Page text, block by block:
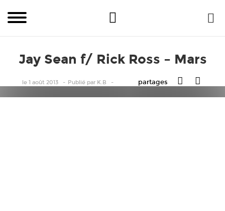
Jay Sean f/ Rick Ross – Mars
le 1 août 2013 Publié par K.B partages